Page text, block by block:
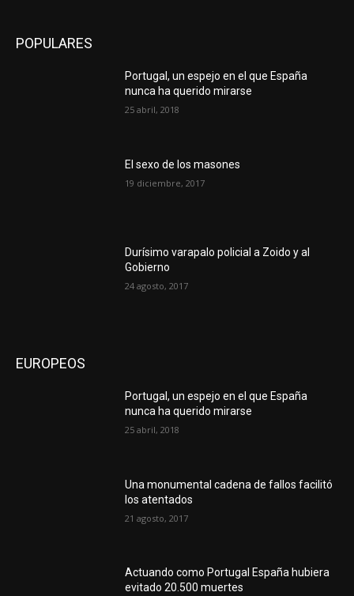
POPULARES
Portugal, un espejo en el que España
nunca ha querido mirarse
25 abril, 2018
El sexo de los masones
19 diciembre, 2017
Durísimo varapalo policial a Zoido y al
Gobierno
24 agosto, 2017
EUROPEOS
Portugal, un espejo en el que España
nunca ha querido mirarse
25 abril, 2018
Una monumental cadena de fallos facilitó
los atentados
21 agosto, 2017
Actuando como Portugal España hubiera
evitado 20.500 muertes